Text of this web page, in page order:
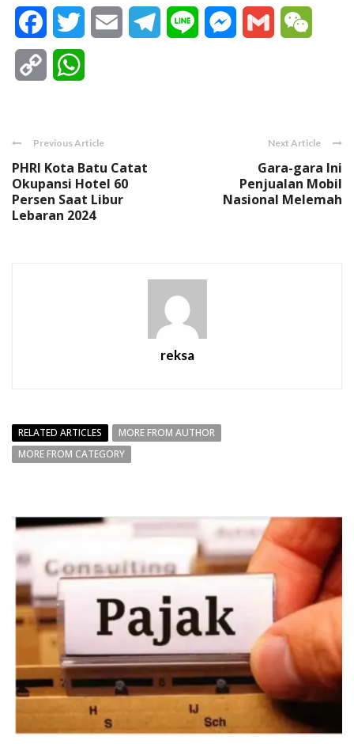
FacebookTwitter Email Telegram
Line Messenger
Gmail
Copy
Previous Article
PHRI Kota Batu Catat
Okupansi Hotel 60
Persen Saat Libur
Lebaran 2024
Next Article
Gara-gara Ini
Penjualan Mobil
Nasional Melemah
reksa
RELATED ARTICLES
MORE FROM AUTHOR
MORE FROM CATEGORY